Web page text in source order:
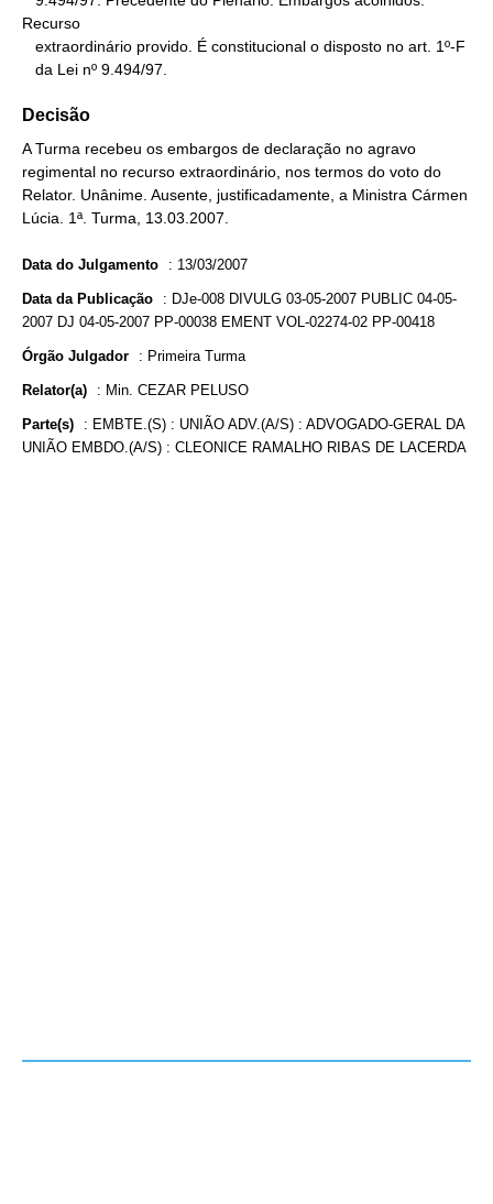
Recurso
   da Lei nº 9.494/97.
Decisão
A Turma recebeu os embargos de declaração no agravo
regimental no recurso extraordinário, nos termos do voto do
Relator. Unânime. Ausente, justificadamente, a Ministra Cármen
Lúcia. 1ª. Turma, 13.03.2007.
Data do Julgamento : 13/03/2007
Data da Publicação : DJe-008 DIVULG 03-05-2007 PUBLIC 04-05-
2007 DJ 04-05-2007 PP-00038 EMENT VOL-02274-02 PP-00418
Órgão Julgador : Primeira Turma
Relator(a) : Min. CEZAR PELUSO
Parte(s) : EMBTE.(S) : UNIÃO ADV.(A/S) : ADVOGADO-GERAL DA
UNIÃO EMBDO.(A/S) : CLEONICE RAMALHO RIBAS DE LACERDA